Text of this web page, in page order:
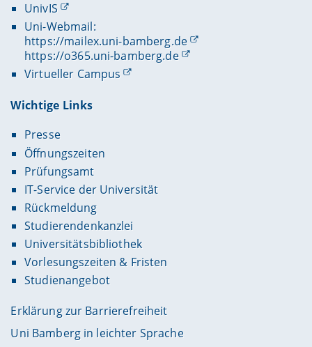
UnivIS
Uni-Webmail:
https://mailex.uni-bamberg.de
https://o365.uni-bamberg.de
Virtueller Campus
Wichtige Links
Presse
Öffnungszeiten
Prüfungsamt
IT-Service der Universität
Rückmeldung
Studierendenkanzlei
Universitätsbibliothek
Vorlesungszeiten & Fristen
Studienangebot
Erklärung zur Barrierefreiheit
Uni Bamberg in leichter Sprache